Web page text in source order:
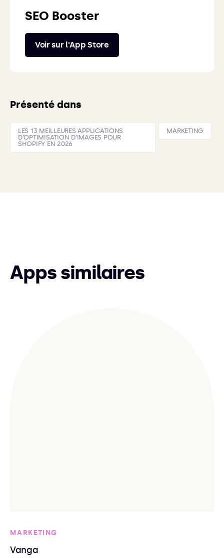
SEO Booster
Voir sur l'App Store
Présenté dans
LES 13 MEILLEURES APPLICATIONS
D’OPTIMISATION D’IMAGES POUR
SHOPIFY EN 2026
MARKETING
Apps similaires
MARKETING
Vanga